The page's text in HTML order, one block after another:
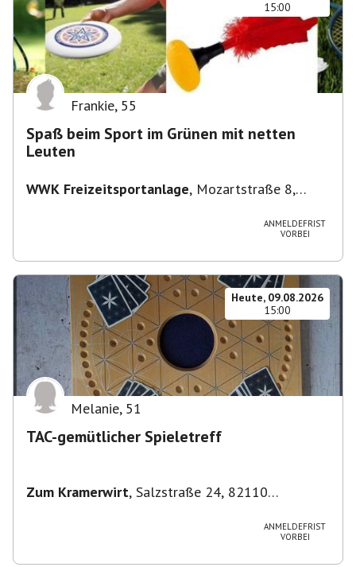
15:00
Frankie, 55
Spaß beim Sport im Grünen mit netten
Leuten
WWK Freizeitsportanlage, Mozartstraße 8,
ANMELDEFRIST
VORBEI
Heute, 09.08.2026
15:00
Melanie, 51
TAC-gemütlicher Spieletreff
Zum Kramerwirt, Salzstraße 24, 82110
ANMELDEFRIST
VORBEI